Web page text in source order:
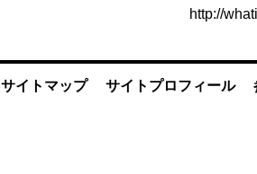
http://
サイトマップ サイトプロフィール